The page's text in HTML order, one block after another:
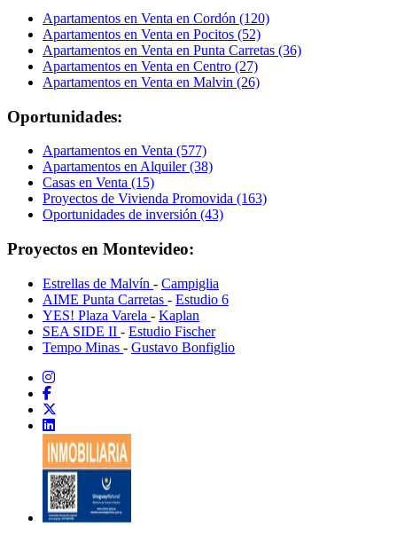
Apartamentos en Venta en Cordón (120)
Apartamentos en Venta en Pocitos (52)
Apartamentos en Venta en Punta Carretas (36)
Apartamentos en Venta en Centro (27)
Apartamentos en Venta en Malvin (26)
Oportunidades:
Apartamentos en Venta (577)
Apartamentos en Alquiler (38)
Casas en Venta (15)
Proyectos de Vivienda Promovida (163)
Oportunidades de inversión (43)
Proyectos en Montevideo:
Estrellas de Malvín - Campiglia
AIME Punta Carretas - Estudio 6
YES! Plaza Varela - Kaplan
SEA SIDE II - Estudio Fischer
Tempo Minas - Gustavo Bonfiglio